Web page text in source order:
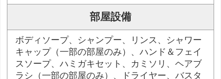
部屋設備
ボディソープ、シャンプー、リンス、シャワー
キャップ（一部の部屋のみ）、ハンド＆フェイ
スソープ、ハミガキセット、カミソリ、ヘアブ
ラシ（一部の部屋のみ）、ドライヤー、バスタ